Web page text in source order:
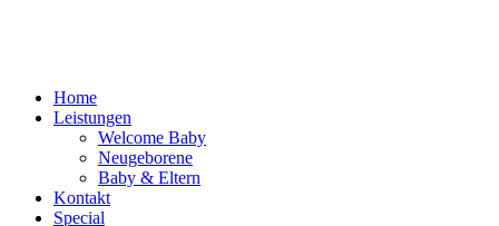
Home
Leistungen
Welcome Baby
Neugeborene
Baby & Eltern
Kontakt
Special